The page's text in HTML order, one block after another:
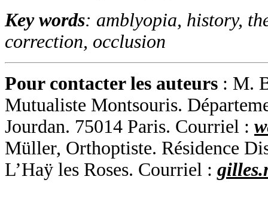
Key words: amblyopia, history,
correction, occlusion
Pour contacter les auteurs : M.
Mutualiste Montsouris.
Jourdan. 75014 Paris. Courriel :
Müller, Orthoptiste. Résidence
L’Haÿ les Roses. Courriel :